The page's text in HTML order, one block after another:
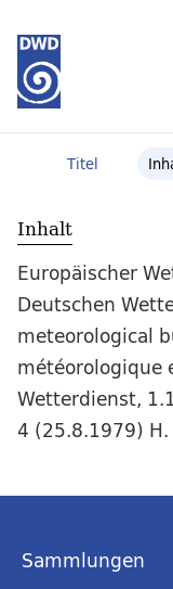
Titel
Inhalt
Europäischer
Deutschen
meteorological
météorologique
Wetterdienst,
4 (25.8.1979)
Sammlungen